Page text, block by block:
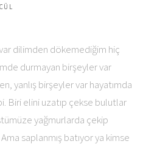
dilimden dökemediğim hiç
durmayan birşeyler var
yanlış birşeyler var hayatımda
Biri elini uzatıp çekse bulutlar
yağmurlarda çekip
saplanmış batıyor ya kimse